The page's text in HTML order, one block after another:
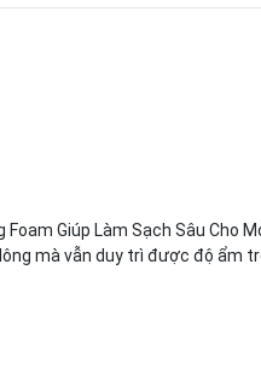
Foam Giúp Làm Sạch Sâu
mà vẫn duy trì được độ ẩm